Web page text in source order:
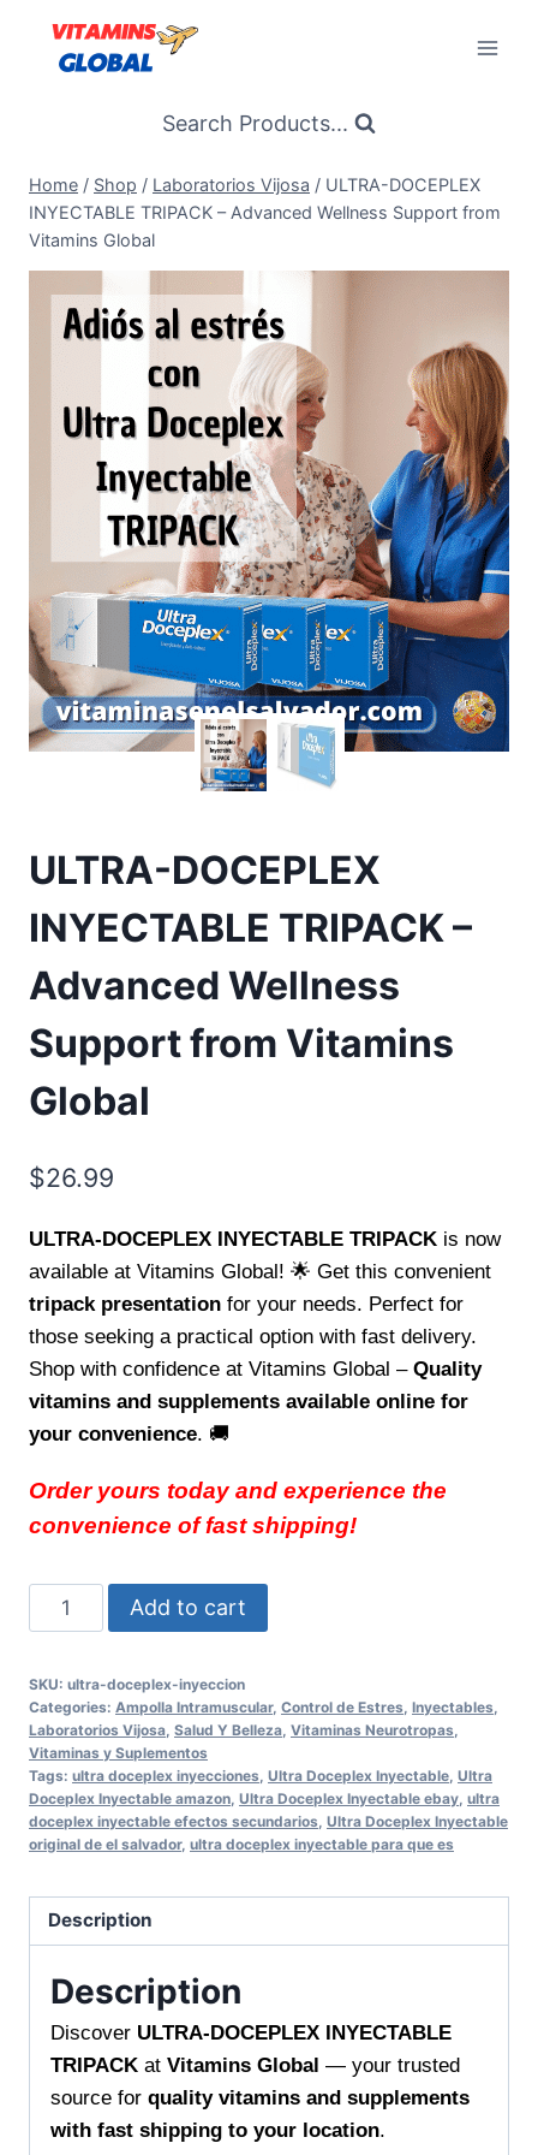
content
Search Products...
Home / Shop / Laboratorios Vijosa / ULTRA-DOCEPLEX
INYECTABLE TRIPACK – Advanced Wellness Support from
Vitamins Global
ULTRA-DOCEPLEX
INYECTABLE TRIPACK –
Advanced Wellness
Support from Vitamins
Global
$26.99
ULTRA-DOCEPLEX INYECTABLE TRIPACK is now
available at Vitamins Global! 🌟 Get this convenient
tripack presentation for your needs. Perfect for
those seeking a practical option with fast delivery.
Shop with confidence at Vitamins Global – Quality
vitamins and supplements available online for
your convenience. 🚚
Order yours today and experience the
convenience of fast shipping!
ULTRA-
DOCEPLEX
TRIPACK
–
Advanced
Wellness
Support
from
Global
Add to cart
SKU: ultra-doceplex-inyeccion
Categories: Ampolla Intramuscular, Control de Estres Inyectables
Laboratorios Vijosa Salud Y Belleza Vitaminas Neurotropas
Vitaminas y Suplementos
Tags: ultra doceplex inyecciones Ultra Doceplex Inyectable Ultra
Doceplex Inyectable amazon Ultra Doceplex Inyectable ebay ultra
doceplex inyectable efectos secundarios Ultra Doceplex Inyectable
original de el salvador, ultra doceplex inyectable para que es
Description
Description
Discover ULTRA-DOCEPLEX INYECTABLE
TRIPACK at Vitamins Global — your trusted
source for quality vitamins and supplements
with fast shipping to your location.